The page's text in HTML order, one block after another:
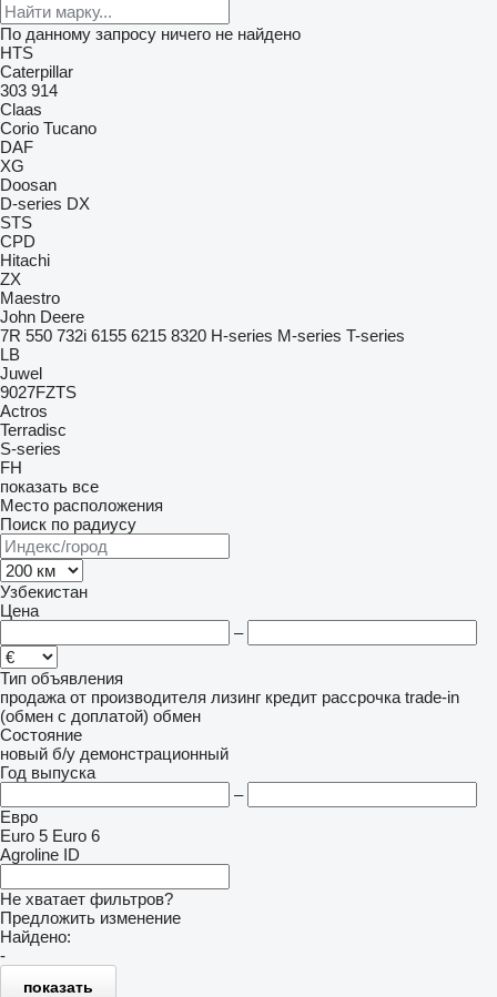
По данному запросу ничего не найдено
HTS
Caterpillar
303 914
Claas
Corio Tucano
DAF
XG
Doosan
D-series DX
STS
CPD
Hitachi
ZX
Maestro
John Deere
7R 550 732i 6155 6215 8320 H-series M-series T-series
LB
Juwel
9027FZTS
Actros
Terradisc
S-series
FH
показать все
Место расположения
Поиск по радиусу
Узбекистан
Цена
–
Тип объявления
продажа от производителя лизинг кредит рассрочка trade-in
(обмен с доплатой) обмен
Состояние
новый б/у демонстрационный
Год выпуска
–
Евро
Euro 5 Euro 6
Agroline ID
Не хватает фильтров?
Предложить изменение
Найдено:
-
показать